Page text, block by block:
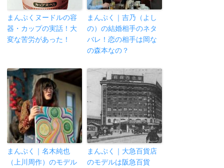
まんぷくヌードルの容
器・カップの実話！大
変な苦労があった！
まんぷく｜吉乃（よし
の）の結婚相手のネタ
バレ！恋の相手は岡な
の森本なの？
まんぷく｜名木純也
（上川周作）のモデル
まんぷく｜大急百貨店
のモデルは阪急百貨